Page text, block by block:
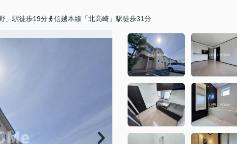
」駅徒歩19分 信越本線「北高崎」駅徒歩31分